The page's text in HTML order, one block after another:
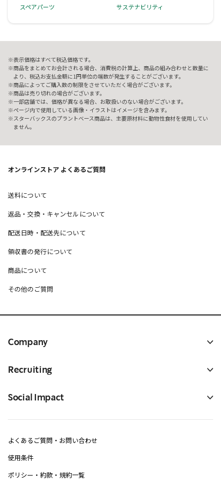
スペアパーツ サステナビリティ
表示価格はすべて税込価格です。
商品をまとめてお会計される場合、消費税の計算上、商品の組み合わせと数量に
より、税込お支払金額に1円単位の端数が発生することがございます。
商品によってご購入数の制限をさせていただく場合がございます。
商品は売り切れの場合がございます。
一部店舗では、価格が異なる場合、お取扱いのない場合がございます。
ページ内で使用している画像・イラストはイメージを含みます。
スターバックスのプラントベース商品は、主要原材料に動物性食材を使用してい
ません。
オンラインストア よくあるご質問
送料について
返品・交換・キャンセルについて
配送日時・配送先について
領収書の発行について
商品について
その他のご質問
Company
Recruiting
Social Impact
よくあるご質問・お問い合わせ
使用条件
ポリシー・約款・規約一覧